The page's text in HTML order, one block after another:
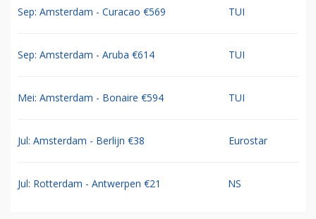
Sep: Amsterdam - Curacao €569 TUI
Sep: Amsterdam - Aruba €614 TUI
Mei: Amsterdam - Bonaire €594 TUI
Jul: Amsterdam - Berlijn €38 Eurostar
Jul: Rotterdam - Antwerpen €21 NS